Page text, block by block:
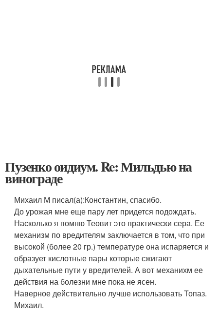
Пузенко оидиум. Re: Мильдью на
винограде
Михаил М писал(а):Константин, спасибо.
До урожая мне еще пару лет придется подождать.
Насколько я помню Теовит это практически сера. Ее
механизм по вредителям заключается в том, что при
высокой (более 20 гр.) температуре она испаряется и
образует кислотные пары которые сжигают
дыхательные пути у вредителей. А вот механихм ее
действия на болезни мне пока не ясен.
Наверное действительно лучше использовать Топаз.
Михаил.